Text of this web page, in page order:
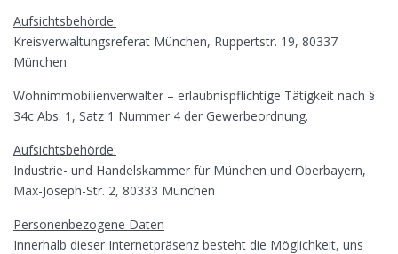
Aufsichtsbehörde:
Kreisverwaltungsreferat München, Ruppertstr. 19, 80337
München
Wohnimmobilienverwalter – erlaubnispflichtige Tätigkeit nach §
34c Abs. 1, Satz 1 Nummer 4 der Gewerbeordnung.
Aufsichtsbehörde:
Industrie- und Handelskammer für München und Oberbayern,
Max-Joseph-Str. 2, 80333 München
Personenbezogene Daten
Innerhalb dieser Internetpräsenz besteht die Möglichkeit, uns